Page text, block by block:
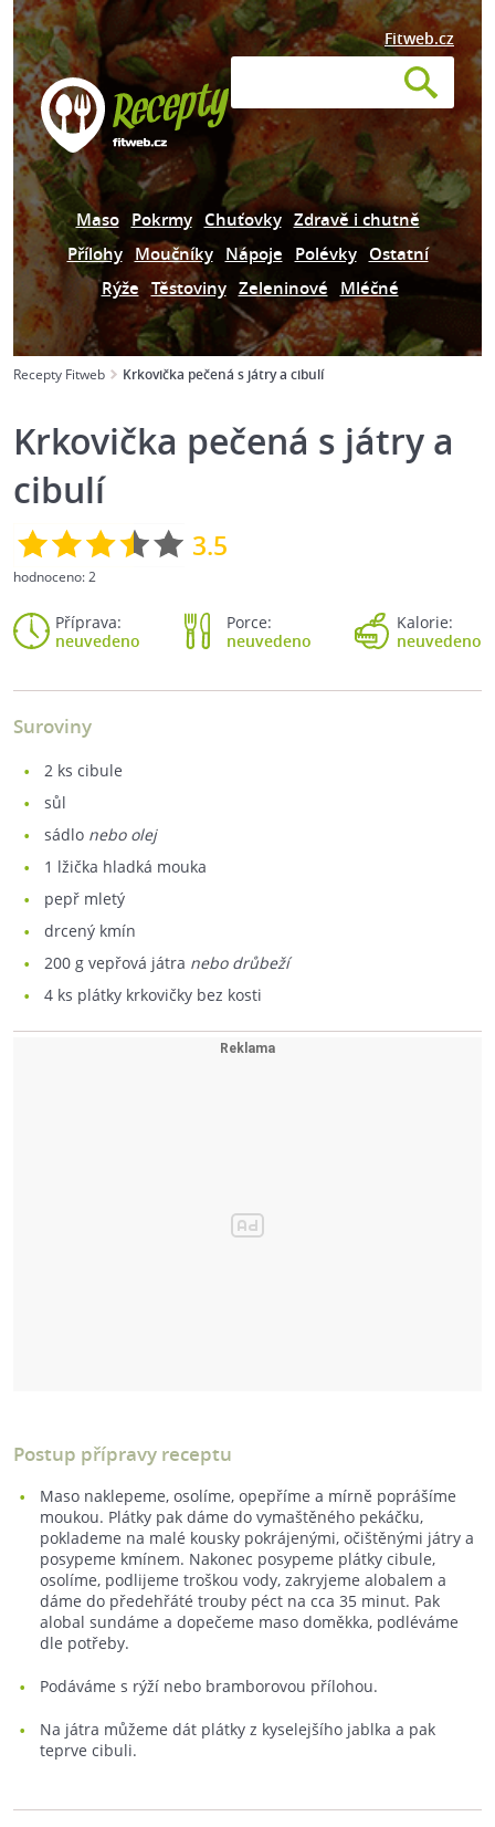
Fitweb.cz
Maso Pokrmy Chuťovky Zdravě i chutně
Přílohy Moučníky Nápoje Polévky Ostatní
Rýže Těstoviny Zeleninové Mléčné
Recepty Fitweb Krkovička pečená s játry a cibulí
Krkovička pečená s játry a
cibulí
3.5
hodnoceno:2
Příprava:
neuvedeno
Porce:
neuvedeno
Kalorie:
neuvedeno
Suroviny
2 ks cibule
sůl
sádlo nebo olej
1 lžička hladká mouka
pepř mletý
drcený kmín
200 g vepřová játra nebo drůbeží
4 ks plátky krkovičky bez kosti
Postup přípravy receptu
Maso naklepeme, osolíme, opepříme a mírně poprášíme
moukou. Plátky pak dáme do vymaštěného pekáčku,
poklademe na malé kousky pokrájenými, očištěnými játry a
posypeme kmínem. Nakonec posypeme plátky cibule,
osolíme, podlijeme troškou vody, zakryjeme alobalem a
dáme do předehřáté trouby péct na cca 35 minut. Pak
alobal sundáme a dopečeme maso doměkka, podléváme
dle potřeby.
Podáváme s rýží nebo bramborovou přílohou.
Na játra můžeme dát plátky z kyselejšího jablka a pak
teprve cibuli.